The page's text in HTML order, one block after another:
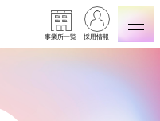
事業所一覧 採用情報